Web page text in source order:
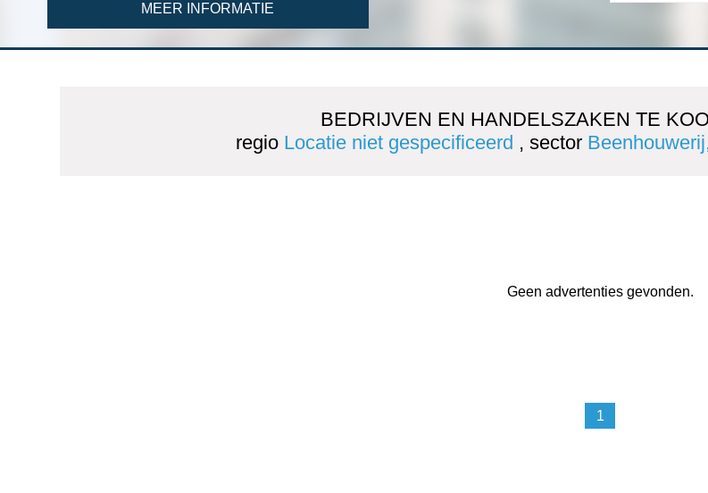
MEER INFORMATIE
BEDRIJVEN EN HANDELSZAKEN TE
regio Locatie niet gespecificeerd , sector
Geen advertenties gevonden.
1